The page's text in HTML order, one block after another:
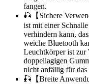
fangen.
🎣【Sichere
ist mit einer
verhindern kann,
weiche Bluetooth
Leuchtkörper ist zur
doppellagigen
nicht anfällig für das
🎣【Breite